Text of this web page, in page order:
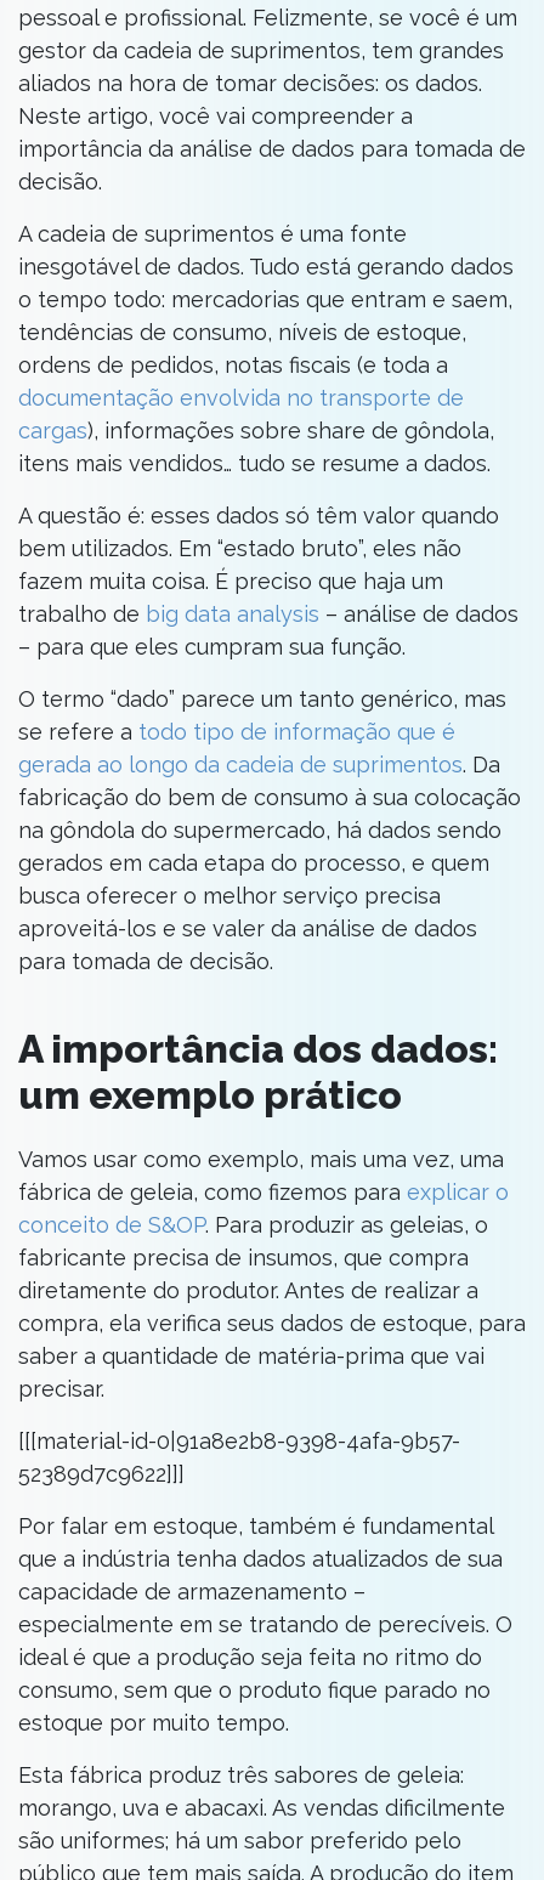
pessoal e profissional. Felizmente, se você é um
gestor da cadeia de suprimentos, tem grandes
aliados na hora de tomar decisões: os dados.
Neste artigo, você vai compreender a
importância da análise de dados para tomada de
decisão.
A cadeia de suprimentos é uma fonte
inesgotável de dados. Tudo está gerando dados
o tempo todo: mercadorias que entram e saem,
tendências de consumo, níveis de estoque,
ordens de pedidos, notas fiscais (e toda a
documentação envolvida no transporte de
cargas), informações sobre share de gôndola,
itens mais vendidos… tudo se resume a dados.
A questão é: esses dados só têm valor quando
bem utilizados. Em “estado bruto”, eles não
fazem muita coisa. É preciso que haja um
trabalho de big data analysis – análise de dados
– para que eles cumpram sua função.
O termo “dado” parece um tanto genérico, mas
se refere a todo tipo de informação que é
gerada ao longo da cadeia de suprimentos. Da
fabricação do bem de consumo à sua colocação
na gôndola do supermercado, há dados sendo
gerados em cada etapa do processo, e quem
busca oferecer o melhor serviço precisa
aproveitá-los e se valer da análise de dados
para tomada de decisão.
A importância dos dados:
um exemplo prático
Vamos usar como exemplo, mais uma vez, uma
fábrica de geleia, como fizemos para explicar o
conceito de S&OP. Para produzir as geleias, o
fabricante precisa de insumos, que compra
diretamente do produtor. Antes de realizar a
compra, ela verifica seus dados de estoque, para
saber a quantidade de matéria-prima que vai
precisar.
[[[material-id-0|91a8e2b8-9398-4afa-9b57-
52389d7c9622]]]
Por falar em estoque, também é fundamental
que a indústria tenha dados atualizados de sua
capacidade de armazenamento –
especialmente em se tratando de perecíveis. O
ideal é que a produção seja feita no ritmo do
consumo, sem que o produto fique parado no
estoque por muito tempo.
Esta fábrica produz três sabores de geleia:
morango, uva e abacaxi. As vendas dificilmente
são uniformes; há um sabor preferido pelo
público que tem mais saída. A produção do item